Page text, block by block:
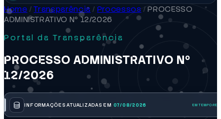
Home / Transparência / Processos / PROCESSO
ADMINISTRATIVO Nº 12/2026
Portal da Transparência
PROCESSO ADMINISTRATIVO Nº
12/2026
INFORMAÇÕES ATUALIZADAS EM 07/08/2026